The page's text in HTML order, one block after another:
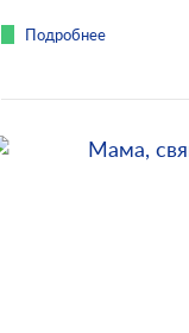
Подробнее